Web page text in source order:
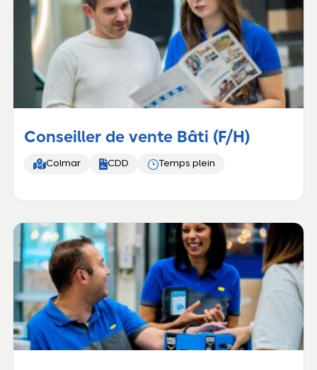
Conseiller de vente Bâti (F/H)
Colmar CDD }Temps plein